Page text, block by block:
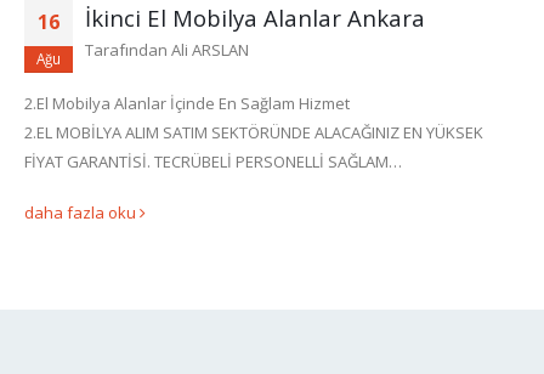
16
Ağu
İkinci El Mobilya Alanlar Ankara
Tarafından Ali ARSLAN
2.El Mobilya Alanlar İçinde En Sağlam Hizmet
2.EL MOBİLYA ALIM SATIM SEKTÖRÜNDE ALACAĞINIZ EN YÜKSEK
FİYAT GARANTİSİ. TECRÜBELİ PERSONELLİ SAĞLAM…
daha fazla oku